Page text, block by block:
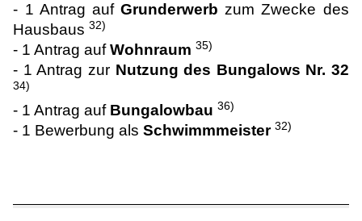
- 1 Antrag aufGrunderwerb zum Zwecke des
Hausbaus32)
- 1 Antrag aufWohnraum 35)
- 1 Antrag zur Nutzung des Bungalows Nr. 32
34)
- 1 Antrag auf Bungalowbau 36)
- 1 Bewerbung alsSchwimmmeister 32)